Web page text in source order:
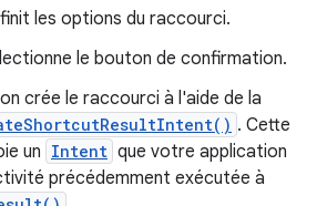
les options du raccourci.
le bouton de confirmation.
crée le raccourci à l'aide de la
. Cette
un Intent que votre application
précédemment exécutée à